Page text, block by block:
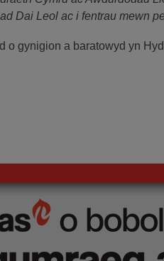
Dai Leol ac i fentrau mewn
o gynigion a baratowyd yn